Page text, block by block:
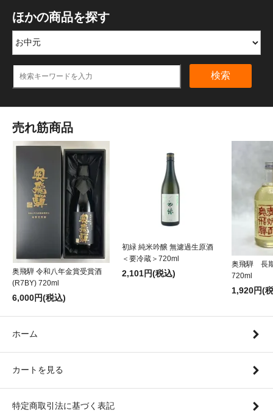
ほかの商品を探す
検索
売れ筋商品
奥飛騨 令和八年金賞受賞酒
(R7BY) 720ml
6,000円(税込)
初緑 純米吟醸 無濾過生原酒
＜要冷蔵＞720ml
2,101円(税込)
奥飛騨 長
720ml
1,920円(
ホーム
カートを見る
特定商取引法に基づく表記